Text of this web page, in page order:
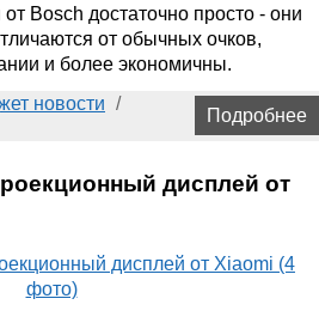
Bosсh достаточно просто - они
от обычных очков,
и более экономичны.
новости /
Подробнее
дисплей от